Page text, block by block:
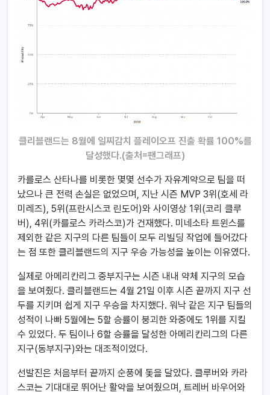
클리블랜드는 8월에 일찌감치 플레이오프 진출 확률 100%를
달성했다.(출처=팬그래프)
카를로스 산타나를 비롯한 몇몇 선수가 자유계약으로 팀을 떠
났으나 큰 전력 손실은 없었으며, 지난 시즌 MVP 3위(호세 라
미레즈), 5위(프란시스코 린도어)와 사이영상 1위(코리 클루
버), 4위(카를로스 카라스코)가 건재했다. 미네소타 트윈스를
제외한 같은 지구의 다른 팀들이 모두 리빌딩 작업에 들어갔다
는 점 또한 클리블랜드의 지구 우승 가능성을 높이는 이유였다.
실제로 아메리칸리그 중부지구는 시즌 내내 약체 지구의 모습
을 보여줬다. 클리블랜드는 4월 21일 이후 시즌 끝까지 지구 선
두를 지키며 쉽게 지구 우승을 차지했다. 워낙 같은 지구 팀들의
성적이 나빠 5월에는 5할 승률이 붕괴한 와중에도 1위를 지킬
수 있었다. 두 팀이나 6할 승률을 달성한 아메리칸리그의 다른
지구(동부지구)와는 대조적이었다.
선발진은 처음부터 끝까지 순풍에 돛을 달았다. 클루버와 카라
스코는 기대대로 뛰어난 활약을 보여줬으며, 트레버 바우어와